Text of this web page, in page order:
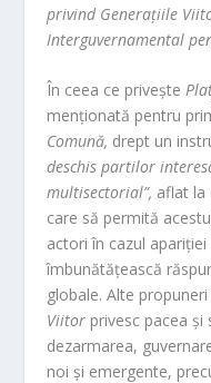
privind Generațiile
Interguvernamental
În ceea ce privește
menționată pentru
Comună, drept un
deschis partilor
multisectorial”, aflat la
care să permită
actori în cazul
îmbunătățească
globale. Alte
Viitor privesc pacea
dezarmarea,
noi și emergente,